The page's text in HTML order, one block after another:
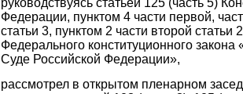
руководствуясь статьей 125 (часть 5)
Федерации, пунктом 4 части первой,
статьи 3, пунктом 2 части второй статьи
Федерального конституционного
Суде Российской Федерации»,
рассмотрел в открытом пленарном